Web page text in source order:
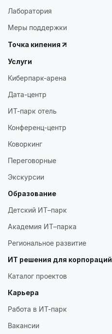
Лаборатория
Меры поддержки
Точка кипения
Услуги
Киберпарк-арена
Дата-центр
ИТ-парк отель
Конференц-центр
Коворкинг
Переговорные
Экскурсии
Образование
Детский ИТ–парк
Академия ИТ–парка
Региональное развитие
ИТ решения для корпораций
Каталог проектов
Карьера
Работа в ИТ-парк
Вакансии